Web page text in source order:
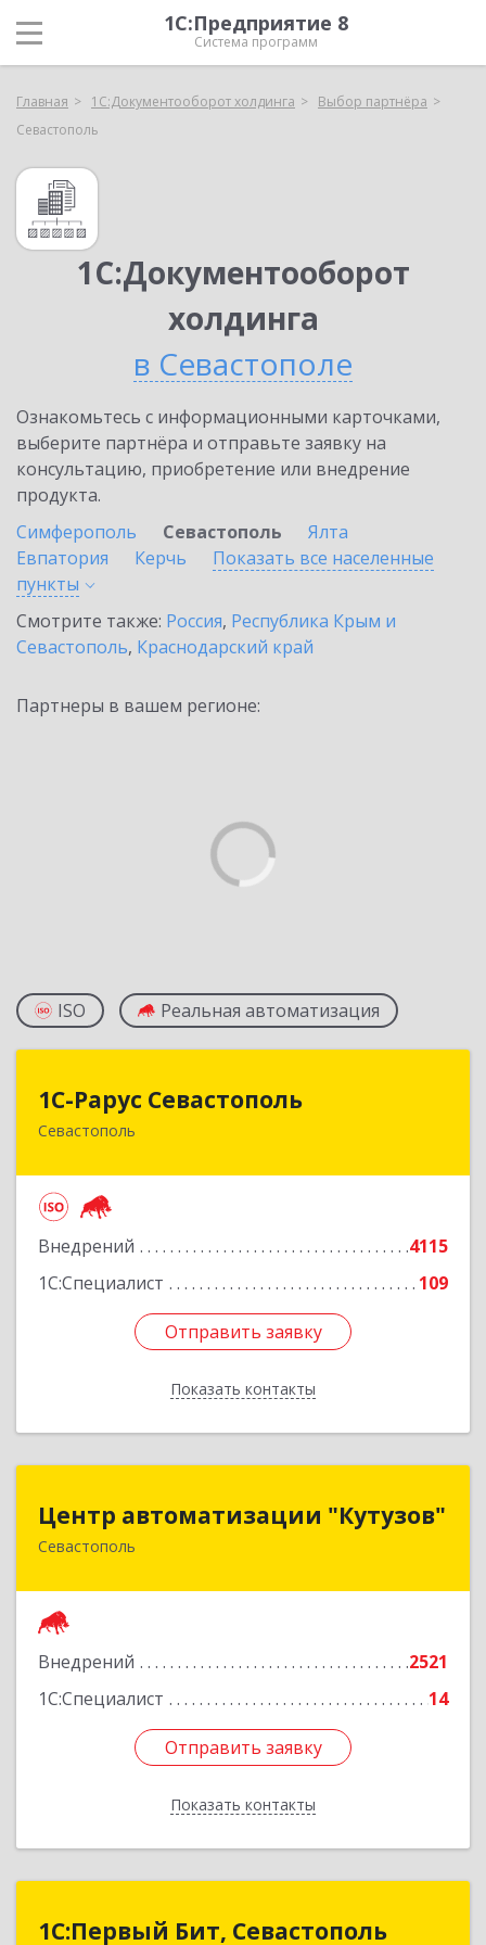
1С:Предприятие 8
Система программ
Главная 1С:Документооборот холдинга
Выбор партнёра
Севастополь
1С:Документооборот
холдинга
в Севастополе
Ознакомьтесь с информационными карточками,
выберите партнёра и отправьте заявку на
консультацию, приобретение или внедрение
продукта.
Симферополь
Севастополь
Ялта
Евпатория
Керчь
Показать все населенные
пункты
Смотрите также: Россия, Республика Крым и
Севастополь, Краснодарский край
Партнеры в вашем регионе:
ISO Реальная автоматизация
1С-Рарус Севастополь
Севастополь
Внедрений
4115
1С:Специалист
109
Отправить заявку
Показать контакты
299011, Севастополь г, Кулакова ул, дом № 58
Отправить заявку
Назад
Центр автоматизации "Кутузов"
Севастополь
Внедрений
2521
1С:Специалист
14
Отправить заявку
Показать контакты
299011, Севастополь г, Генерала Петрова ул,
Отправить заявку
Назад
1С:Первый Бит, Севастополь
1С:Первый Бит, Севастополь